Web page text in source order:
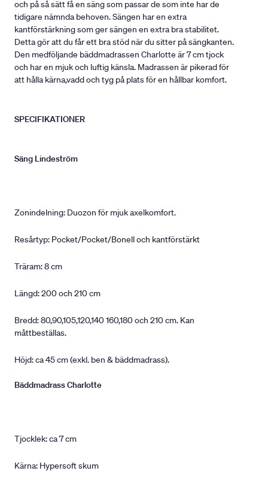
och på så sätt få en säng som passar de som inte har de
tidigare nämnda behoven. Sängen har en extra
kantförstärkning som ger sängen en extra bra stabilitet.
Detta gör att du får ett bra stöd när du sitter på sängkanten.
Den medföljande bäddmadrassen Charlotte är 7 cm tjock
och har en mjuk och luftig känsla. Madrassen är pikerad för
att hålla kärna,vadd och tyg på plats för en hållbar komfort.
SPECIFIKATIONER
Säng Lindeström
Zonindelning: Duozon för mjuk axelkomfort.
Resårtyp: Pocket/Pocket/Bonell och kantförstärkt
Träram: 8 cm
Längd: 200 och 210 cm
Bredd: 80,90,105,120,140 160,180 och 210 cm. Kan
måttbeställas.
Höjd: ca 45 cm (exkl. ben & bäddmadrass).
Bäddmadrass Charlotte
Tjocklek: ca 7 cm
Kärna: Hypersoft skum